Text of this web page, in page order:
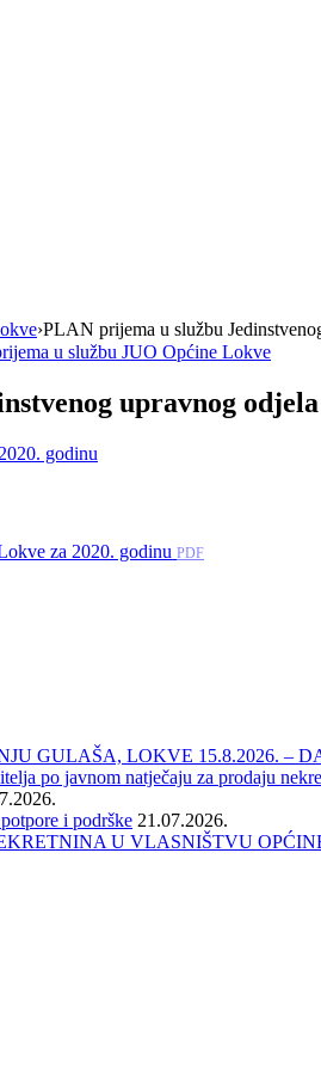
›PLAN prijema u službu
u službu JUO Općine Lokve
upravnog
godinu
za 2020. godinu PDF
GULAŠA, LOKVE 15.8.2026. –
po javnom natječaju za prodaju
i podrške 21.07.2026.
U VLASNIŠTVU